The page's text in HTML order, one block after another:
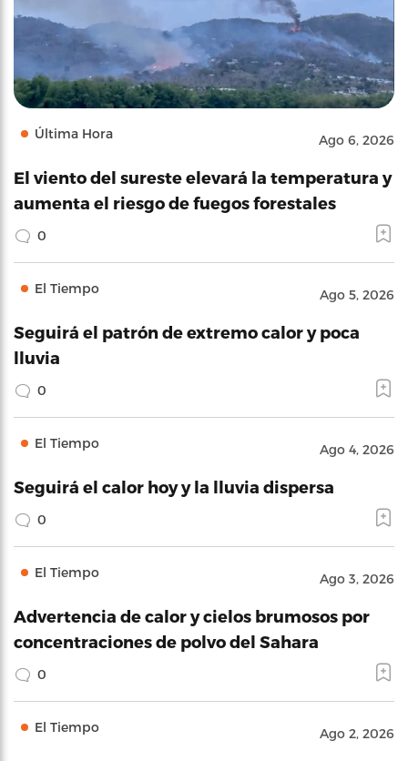
Última Hora Ago 6, 2026
El viento del sureste elevará la temperatura y
aumenta el riesgo de fuegos forestales
0
El Tiempo Ago 5, 2026
Seguirá el patrón de extremo calor y poca
lluvia
0
El Tiempo Ago 4, 2026
Seguirá el calor hoy y la lluvia dispersa
0
El Tiempo Ago 3, 2026
Advertencia de calor y cielos brumosos por
concentraciones de polvo del Sahara
0
El Tiempo Ago 2, 2026